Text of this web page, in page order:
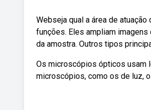
Webseja qual a área de
funções. Eles ampliam
da amostra. Outros tipos
Os microscópios ópticos usam
microscópios, como os de luz,